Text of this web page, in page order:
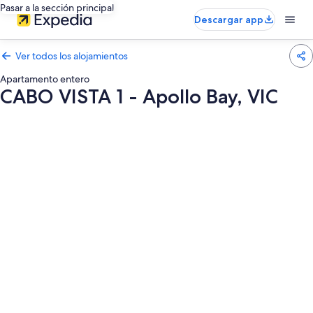
Pasar a la sección principal
Descargar app
Ver todos los alojamientos
Apartamento entero
CABO VISTA 1 - Apollo Bay, VIC